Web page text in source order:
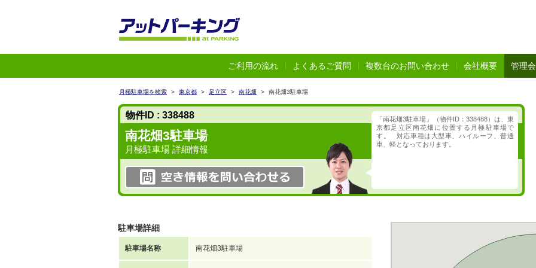
ご利用の流れ よくあるご質問 複数台のお問い合わせ 会社概要 管理
月極駐車場を検索 > 東京都 > 足立区 > 南花畑 > 南花畑3駐車場
物件ID : 338488
南花畑3駐車場
月極駐車場 詳細情報
「南花畑3駐車場」（物件ID：338488）は、東
京都足立区南花畑に位置する月極駐車場で
す。 対応車種は大型車、ハイルーフ、普通
車、軽となっております。
駐車場詳細
駐車場名称 南花畑3駐車場